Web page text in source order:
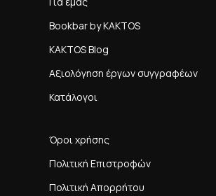
Bookbar by KAKTOS
KAKTOS Blog
Αξιολόγηση έργων συγγραφέων
Κατάλογοι
Όροι χρήσης
Πολιτική Επιστροφών
Πολιτική Απορρήτου